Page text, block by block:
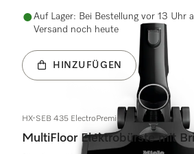
Auf Lager: Bei Bestellung vor 13 Uhr
Versand noch heute
HINZUFÜGEN
HX-SEB 435 ElectroPremium
MultiFloor Elektrobürste mit